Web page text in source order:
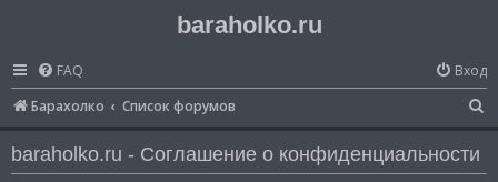
baraholko.ru
FAQ
Вход
Барахолко
Список форумов
о
baraholko.ru - Соглашение о конфиденциальности